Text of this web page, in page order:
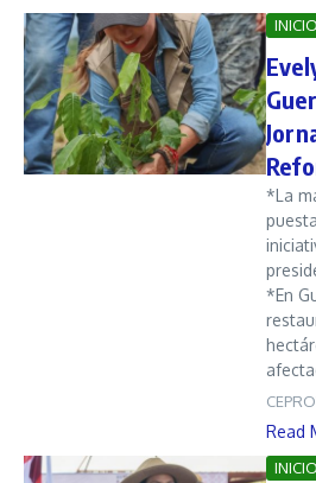
INICIO
*La
*En
Read
INICIO